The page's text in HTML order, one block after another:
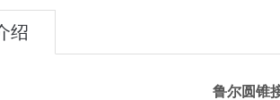
绍
鲁尔圆锥